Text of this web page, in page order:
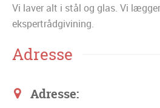
Vi laver alt i stål og glas. Vi
ekspertrådgivining.
Adresse
Adresse: